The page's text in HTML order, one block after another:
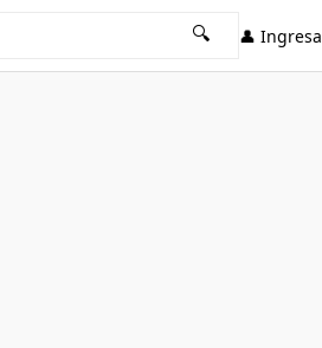
🔍 👤 Ingresa